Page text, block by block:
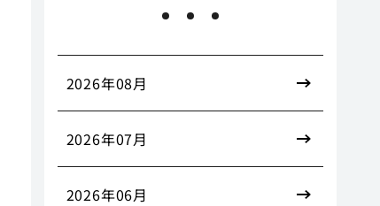
2026年08月
2026年07月
2026年06月